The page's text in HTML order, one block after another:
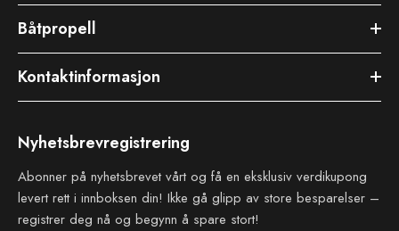
Båtpropell
Kontaktinformasjon
Nyhetsbrevregistrering
Abonner på nyhetsbrevet vårt og få en eksklusiv verdikupong
levert rett i innboksen din! Ikke gå glipp av store besparelser –
registrer deg nå og begynn å spare stort!